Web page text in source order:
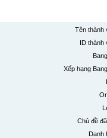
Tên thành
ID thành
Xếp hạng
Chủ đề
Danh